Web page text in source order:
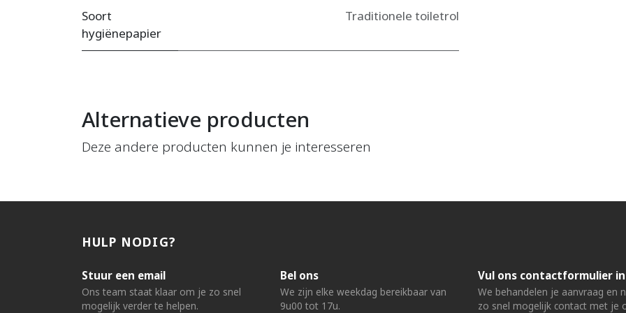
Soort
hygiënepapier
Traditionele toiletrol
Alternatieve producten
Deze andere producten kunnen je interesseren
HULP NODIG?
Stuur een email
Ons team staat klaar om je zo snel
mogelijk verder te helpen.
Bel ons
We zijn elke weekdag bereikbaar van
9u00 tot 17u.
Vul ons contactformulier in
We behandelen je aanvraag en
zo snel mogelijk contact met je